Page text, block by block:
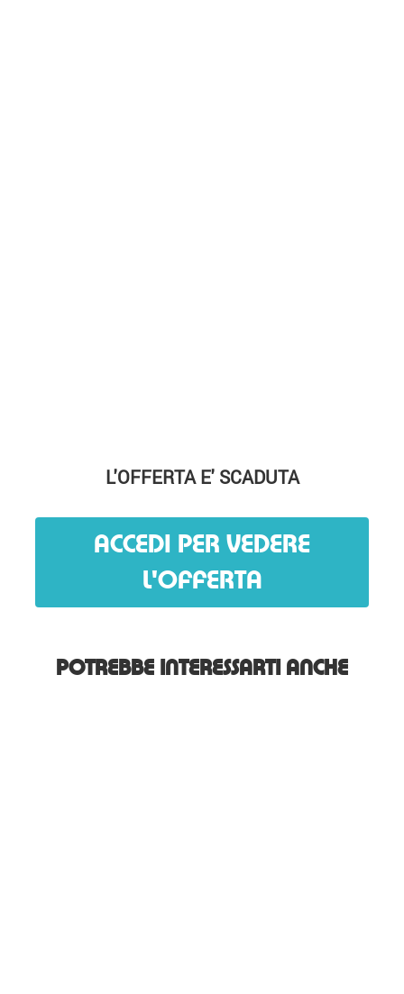
L'OFFERTA E' SCADUTA
ACCEDI PER VEDERE
L'OFFERTA
POTREBBE INTERESSARTI ANCHE